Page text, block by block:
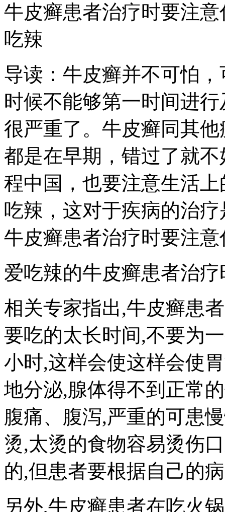
牛皮癣患者治疗时要注
吃辣
导读：牛皮癣并不可怕
时候不能够第一时间进
很严重了。牛皮癣同其
都是在早期，错过了就
程中国，也要注意生活
吃辣，这对于疾病的治
牛皮癣患者治疗时要注
爱吃辣的牛皮癣患者治
相关专家指出,牛皮癣患
要吃的太长时间,不要为
小时,这样会使这样会使
地分泌,腺体得不到正常
腹痛、腹泻,严重的可患
烫,太烫的食物容易烫伤
的,但患者要根据自己的
另外,牛皮癣患者在吃火